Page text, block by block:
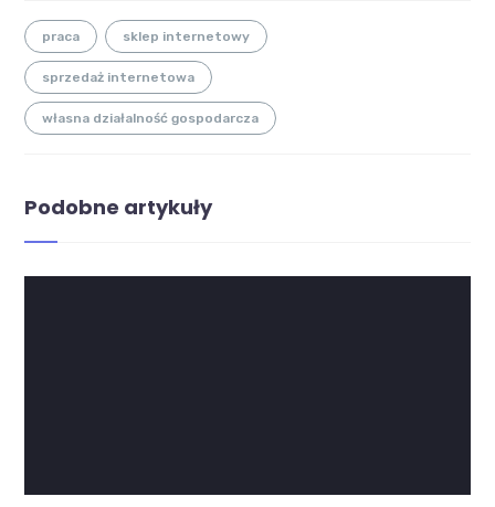
praca sklep internetowy
sprzedaż internetowa
własna działalność gospodarcza
Podobne artykuły